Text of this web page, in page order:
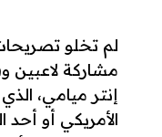
لم تخلو
مشاركة لاعبين
إنتر ميامي،
الأمريكي أو